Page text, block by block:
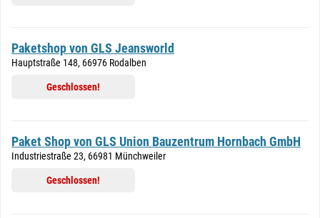
Paketshop von GLS Jeansworld
Hauptstraße 148, 66976 Rodalben
Geschlossen!
Paket Shop von GLS Union Bauzentrum Hornbach GmbH
Industriestraße 23, 66981 Münchweiler
Geschlossen!